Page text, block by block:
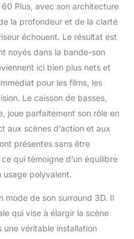
Plus, avec son architecture
la profondeur et de la clarté
échouent. Le résultat est
noyés dans la bande-son
ici bien plus nets et
pour les films, les
Le caisson de basses,
joue parfaitement son rôle en
aux scènes d’action et aux
présentes sans être
qui témoigne d’un équilibre
usage polyvalent.
mode de son surround 3D. Il
qui vise à élargir la scène
une véritable installation